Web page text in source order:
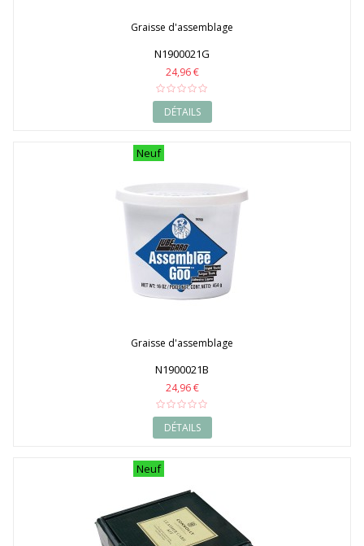
Graisse d'assemblage
N1900021G
24,96 €
DÉTAILS
Neuf
Graisse d'assemblage
N1900021B
24,96 €
DÉTAILS
Neuf